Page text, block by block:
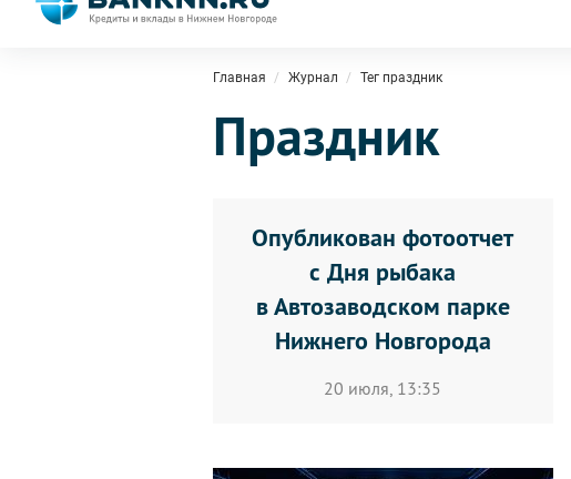
Главная Журнал Тег праздник
Праздник
Опубликован фотоотчет
с Дня рыбака
в Автозаводском парке
Нижнего Новгорода
20 июля, 13:35